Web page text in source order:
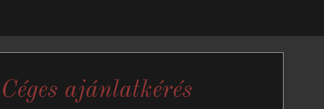
Céges ajánlatkérés